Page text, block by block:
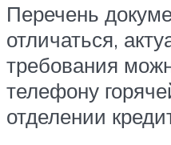
Перечень
отличаться,
требования
телефону
отделении